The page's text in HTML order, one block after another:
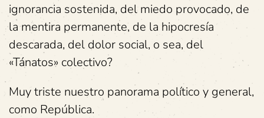
ignorancia sostenida, del miedo provocado, de
la mentira permanente, de la hipocresía
descarada, del dolor social, o sea, del
«Tánatos» colectivo?
Muy triste nuestro panorama político y general,
como República.